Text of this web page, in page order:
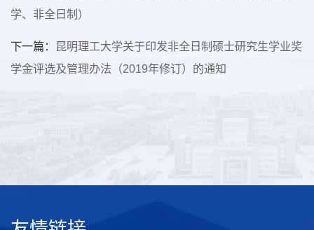
学、非全日制）
下一篇：
昆明理工大学关于印发非全日制硕士研究生学业奖
学金评选及管理办法（2019年修订）的通知